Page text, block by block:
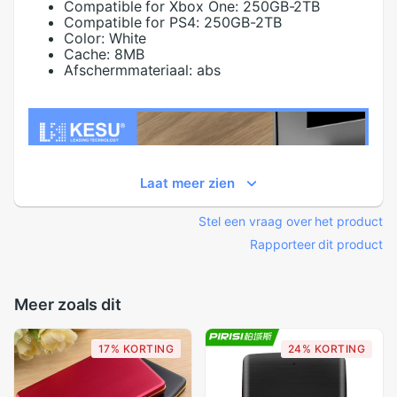
Compatible for Xbox One: 250GB-2TB
Compatible for PS4: 250GB-2TB
Color: White
Cache: 8MB
Afschermmateriaal: abs
Laat meer zien
Stel een vraag over het product
Rapporteer dit product
Meer zoals dit
17% KORTING 24% KORTING